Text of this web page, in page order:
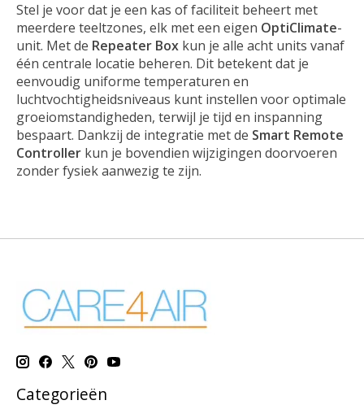
Stel je voor dat je een kas of faciliteit beheert met
meerdere teeltzones, elk met een eigen OptiClimate-
unit. Met de Repeater Box kun je alle acht units vanaf
één centrale locatie beheren. Dit betekent dat je
eenvoudig uniforme temperaturen en
luchtvochtigheidsniveaus kunt instellen voor optimale
groeiomstandigheden, terwijl je tijd en inspanning
bespaart. Dankzij de integratie met de Smart Remote
Controller kun je bovendien wijzigingen doorvoeren
zonder fysiek aanwezig te zijn.
Categorieën